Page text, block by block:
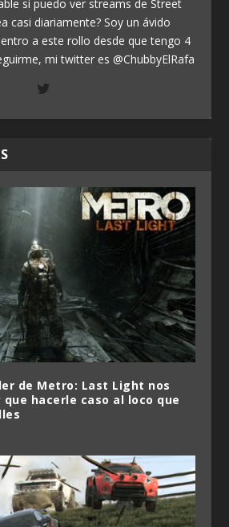
si puedo ver streams de Street
casi diariamente? Soy un ávido
a este rollo desde que tengo 4
mi twitter es @ChubbyElRafa
de Metro: Last Light nos
que hacerle caso al loco que